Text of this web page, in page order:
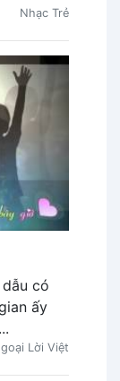
Nhạc Trẻ
dẫu có
ấy
Lời Việt